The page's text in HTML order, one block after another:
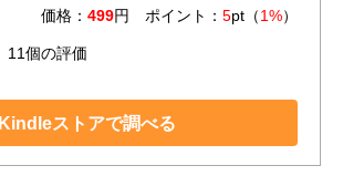
価格： 499円 ポイント： 5pt（1%）
11個の評価
Kindleストアで調べる